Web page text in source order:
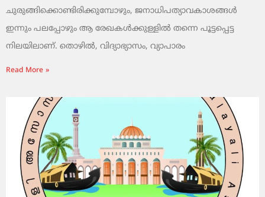
ചുരുങ്ങിക്കൊണ്ടിരിക്കുമ്പോഴും, ജനാധിപത്യാവകാശങ്ങൾ
ഇന്നും പലപ്പോഴും ആ രേഖകൾക്കുള്ളിൽ തന്നെ പൂട്ടപ്പെട്ട
നിലയിലാണ്. തൊഴിൽ, വിദ്യാഭ്യാസം, വ്യാപാരം
Read More »